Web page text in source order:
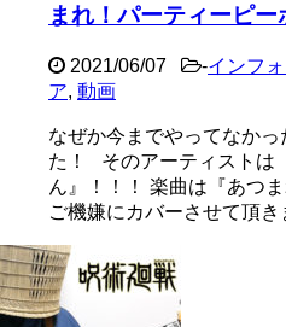
まれ！パーティーピー
2021/06/07 -インフ
ア, 動画
なぜか今までやってなか
た！ そのアーティストは
ん』！！！ 楽曲は『あつ
ご機嫌にカバーさせて頂き